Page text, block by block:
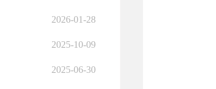
2026-01-28
2025-10-09
2025-06-30